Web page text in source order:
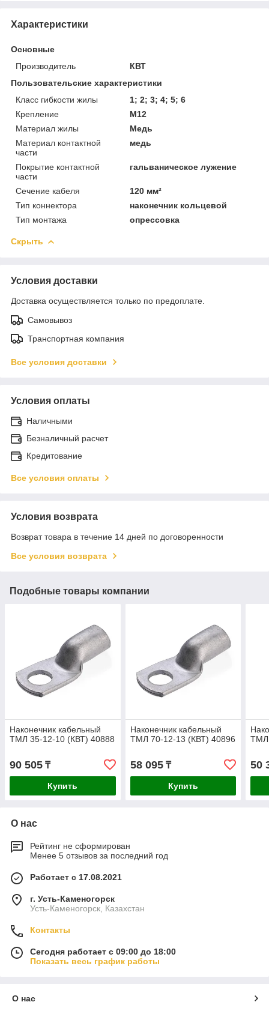
Характеристики
Основные
Производитель
КВТ
Пользовательские характеристики
Класс гибкости жилы
1; 2; 3; 4; 5; 6
Крепление
М12
Материал жилы
Медь
Материал контактной
части
медь
Покрытие контактной
части
гальваническое лужение
Сечение кабеля
120 мм²
Тип коннектора
наконечник кольцевой
Тип монтажа
опрессовка
Скрыть
Условия доставки
Доставка осуществляется только по предоплате.
Самовывоз
Транспортная компания
Все условия доставки
Условия оплаты
Наличными
Безналичный расчет
Кредитование
Все условия оплаты
Условия возврата
Возврат товара в течение 14 дней по договоренности
Все условия возврата
Подобные товары компании
Наконечник кабельный
ТМЛ 35-12-10 (КВТ) 40888
90 505 ₸
Купить
Наконечник кабельный
ТМЛ 70-12-13 (КВТ) 40896
58 095₸
Купить
ТМЛ
50
О нас
Рейтинг не сформирован
Менее 5 отзывов за последний год
Работает с 17.08.2021
г. Усть-Каменогорск
Усть-Каменогорск, Казахстан
Контакты
Сегодня работает с 09:00 до 18:00
Показать весь график работы
О нас